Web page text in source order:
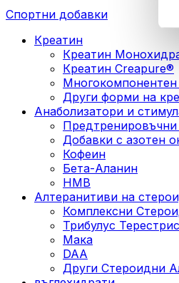
Спортни добавки
Креатин
Креатин
Креатин Creapure®
Многокомпонентен
Други форми на
Анаболизатори и
Предтренировъчни
Добавки с азотен
Кофеин
Бета-Аланин
HMB
Алтеранитиви на
Комплексни
Трибулус Терестрис
Maка
DAA
Други Стероидни